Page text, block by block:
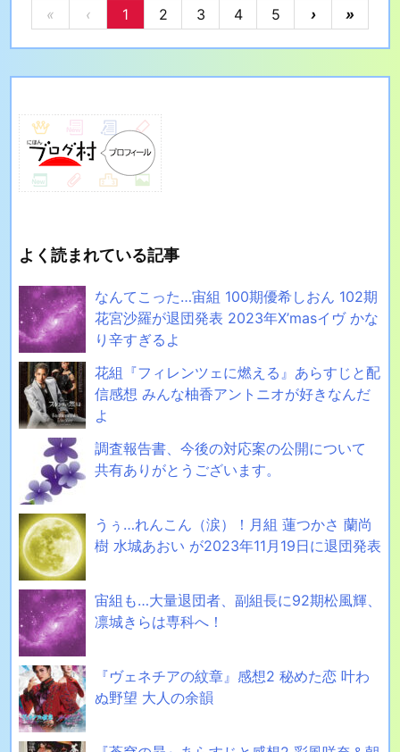
« ‹ 1 2 3 4 5 › »
よく読まれている記事
なんてこった…宙組 100期優希しおん 102期
花宮沙羅が退団発表 2023年X’masイヴ かな
り辛すぎるよ
花組『フィレンツェに燃える』あらすじと配
信感想 みんな柚香アントニオが好きなんだ
よ
調査報告書、今後の対応案の公開について
共有ありがとうございます。
うぅ…れんこん（涙）！月組 蓮つかさ 蘭尚
樹 水城あおい が2023年11月19日に退団発表
宙組も…大量退団者、副組長に92期松風輝、
凛城きらは専科へ！
『ヴェネチアの紋章』感想2 秘めた恋 叶わ
ぬ野望 大人の余韻